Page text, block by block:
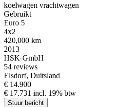
koelwagen vrachtwagen
Gebruikt
Euro 5
4x2
420,000 km
2013
HSK-GmbH
54 reviews
Elsdorf, Duitsland
€ 14.900
€ 17.731 incl. 19% btw
Stuur bericht